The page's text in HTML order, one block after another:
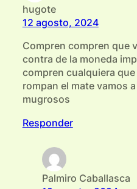
hugote
12 agosto, 2024
Compren compren que
contra de la moneda
compren cualquiera
rompan el mate vamos
mugrosos
Responder
Palmiro Caballasca